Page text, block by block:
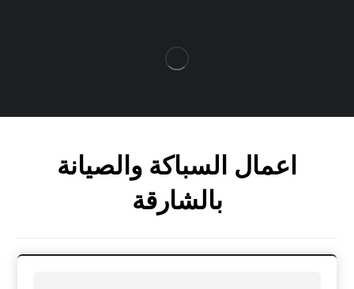
اعمال السباكة والصيانة
بالشارقة